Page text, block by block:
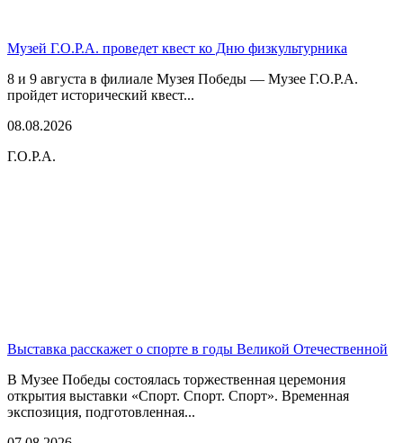
Музей Г.О.Р.А. проведет квест ко Дню физкультурника
8 и 9 августа в филиале Музея Победы — Музее Г.О.Р.А.
пройдет исторический квест...
08.08.2026
Г.О.Р.А.
Выставка расскажет о спорте в годы Великой Отечественной
В Музее Победы состоялась торжественная церемония
открытия выставки «Спорт. Спорт. Спорт». Временная
экспозиция, подготовленная...